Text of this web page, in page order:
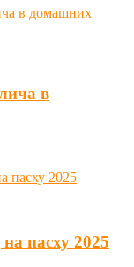
в
пасху 2025